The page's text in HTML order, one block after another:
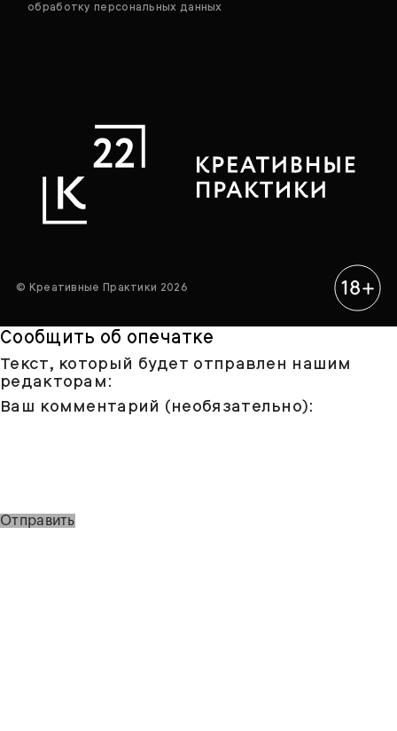
обработку персональных данных
© Креативные Практики 2026
Сообщить об опечатке
Текст, который будет отправлен нашим
редакторам:
Ваш комментарий (необязательно):
Отправить